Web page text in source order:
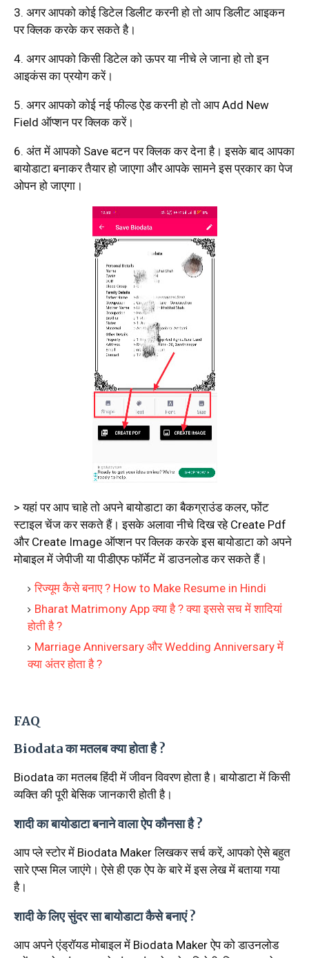
3. अगर आपको कोई डिटेल डिलीट करनी हो तो आप डिलीट आइकन
पर क्लिक करके कर सकते है।
4. अगर आपको किसी डिटेल को ऊपर या नीचे ले जाना हो तो इन
आइकंस का प्रयोग करें।
5. अगर आपको कोई नई फील्ड ऐड करनी हो तो आप Add New
Field ऑप्शन पर क्लिक करें।
6. अंत में आपको Save बटन पर क्लिक कर देना है। इसके बाद आपका
बायोडाटा बनाकर तैयार हो जाएगा और आपके सामने इस प्रकार का पेज
ओपन हो जाएगा।
> यहां पर आप चाहे तो अपने बायोडाटा का बैकग्राउंड कलर, फोंट
स्टाइल चेंज कर सकते हैं। इसके अलावा नीचे दिख रहे Create Pdf
और Create Image ऑप्शन पर क्लिक करके इस बायोडाटा को अपने
मोबाइल में जेपीजी या पीडीएफ फॉर्मेट में डाउनलोड कर सकते हैं।
रिज्यूम कैसे बनाए ? How to Make Resume in Hindi
Bharat Matrimony App क्या है ? क्या इससे सच में शादियां
होती है ?
Marriage Anniversary और Wedding Anniversary में
क्या अंतर होता है ?
FAQ
Biodata का मतलब क्या होता है ?
Biodata का मतलब हिंदी में जीवन विवरण होता है। बायोडाटा में किसी
व्यक्ति की पूरी बेसिक जानकारी होती है।
शादी का बायोडाटा बनाने वाला ऐप कौनसा है ?
आप प्ले स्टोर में Biodata Maker लिखकर सर्च करें, आपको ऐसे बहुत
सारे एप्स मिल जाएंगे। ऐसे ही एक ऐप के बारे में इस लेख में बताया गया
है।
शादी के लिए सुंदर सा बायोडाटा कैसे बनाएं ?
आप अपने एंड्रॉयड मोबाइल में Biodata Maker ऐप को डाउनलोड